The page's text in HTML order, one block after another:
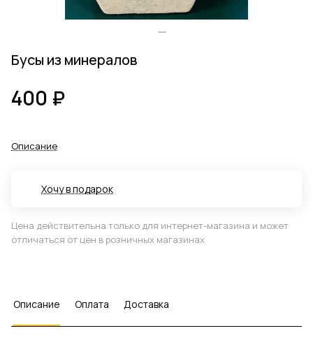
Бусы из минералов
400 ₽
Описание
Хочу в подарок
Цена действительна только для интернет-магазина и может
отличаться от цен в розничных магазинах
Описание Оплата Доставка